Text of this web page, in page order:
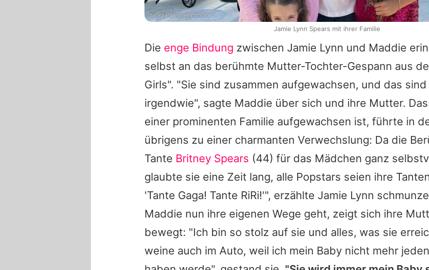
Die enge Bindung zwischen Jamie Lynn und Maddie
selbst an das berühmte Mutter-Tochter-Gespann aus
Girls". "Sie sind zusammen aufgewachsen, und das
irgendwie", sagte Maddie über sich und ihre Mutter.
einer prominenten Familie aufgewachsen ist, führte in
übrigens zu einer charmanten Verwechslung: Da die
Tante Britney Spears (44) für das Mädchen ganz
glaubte sie eine Zeit lang, alle Popstars seien ihre
'Tante Gaga! Tante RiRi!'", erzählte Jamie Lynn
Maddie nun ihre eigenen Wege geht, zeigt sich ihre
bewegt: "Ich bin so stolz auf sie und alles, was sie
weine auch im Auto, weil ich mein Baby nicht mehr
Instagram / jamielynnspears
Jamie Lynn Spears mit ihrer Familie